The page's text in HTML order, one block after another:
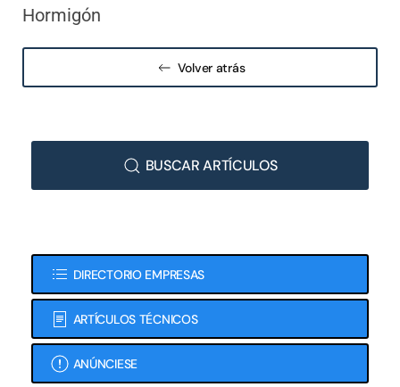
Hormigón
Volver atrás
BUSCAR ARTÍCULOS
DIRECTORIO EMPRESAS
ARTÍCULOS TÉCNICOS
ANÚNCIESE